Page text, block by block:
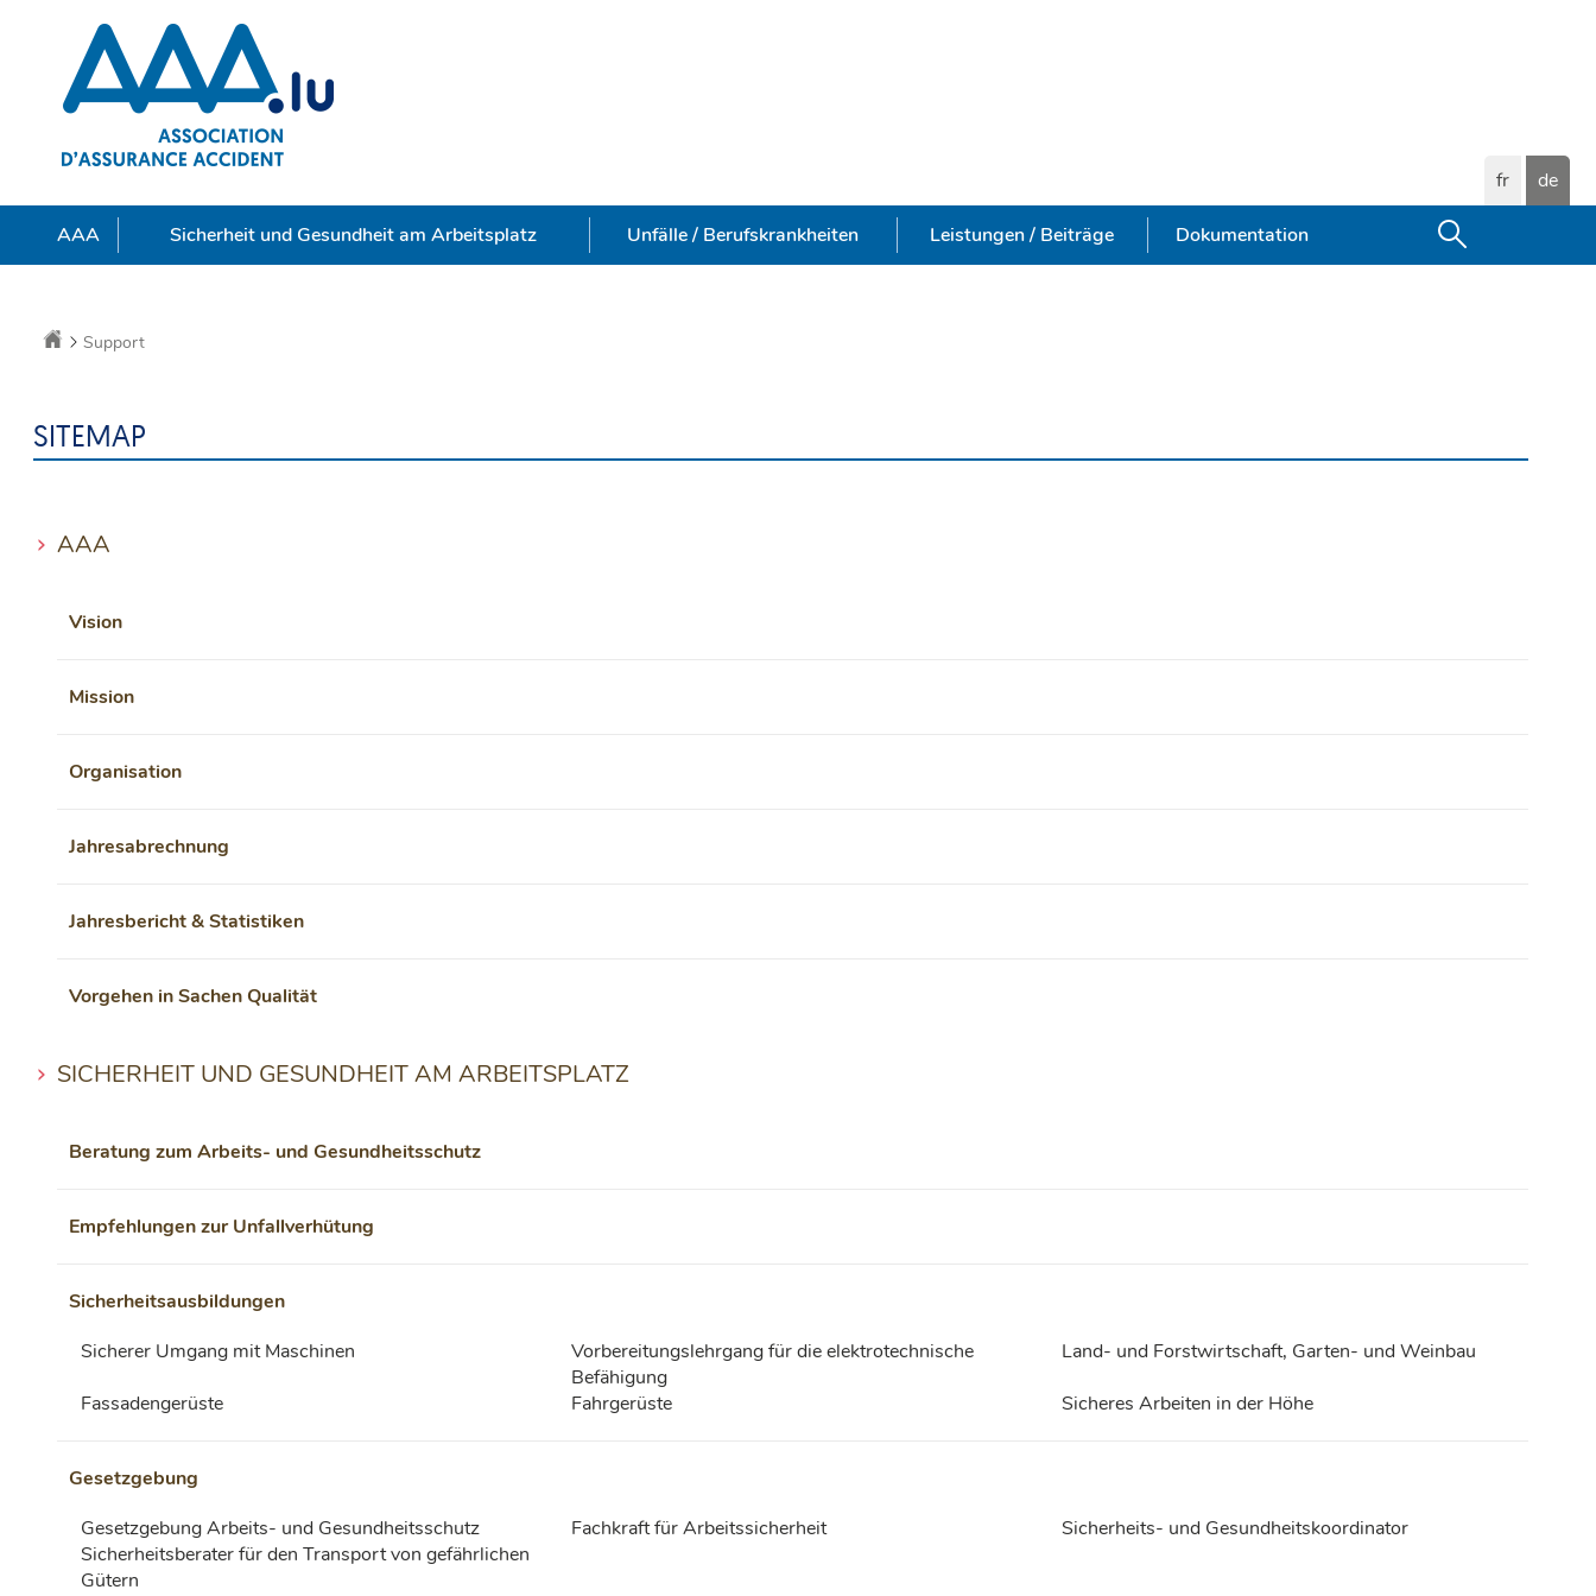
Navigation
Sprache
fr de
AAA Sicherheit und Gesundheit am Arbeitsplatz Unfälle / Berufskrankheiten Leistungen / Beiträge Dokumentation
Startseite
Support
SITEMAP
AAA
Vision
Mission
Organisation
Jahresabrechnung
Jahresbericht & Statistiken
Vorgehen in Sachen Qualität
SICHERHEIT UND GESUNDHEIT AM ARBEITSPLATZ
Beratung zum Arbeits- und Gesundheitsschutz
Empfehlungen zur Unfallverhütung
Sicherheitsausbildungen
Sicherer Umgang mit Maschinen
Vorbereitungslehrgang für die elektrotechnische
Befähigung
Land- und Forstwirtschaft, Garten- und Weinbau
Fassadengerüste
Fahrgerüste Sicheres Arbeiten in der Höhe
Gesetzgebung
Gesetzgebung Arbeits- und Gesundheitsschutz
Fachkraft für Arbeitssicherheit
Sicherheits- und Gesundheitskoordinator
Sicherheitsberater für den Transport von gefährlichen
Gütern